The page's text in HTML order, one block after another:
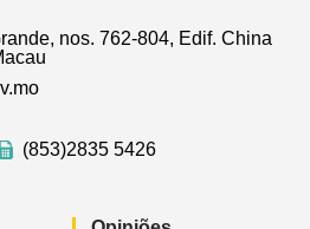
nos. 762-804, Edif. China
(853)2835 5426